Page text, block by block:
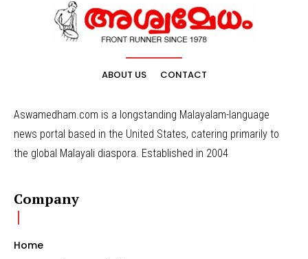
ABOUT US CONTACT
Aswamedham.com is a longstanding Malayalam-language
news portal based in the United States, catering primarily to
the global Malayali diaspora. Established in 2004
Company
Home